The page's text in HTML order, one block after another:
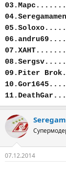
09.Piter
07.12.2014